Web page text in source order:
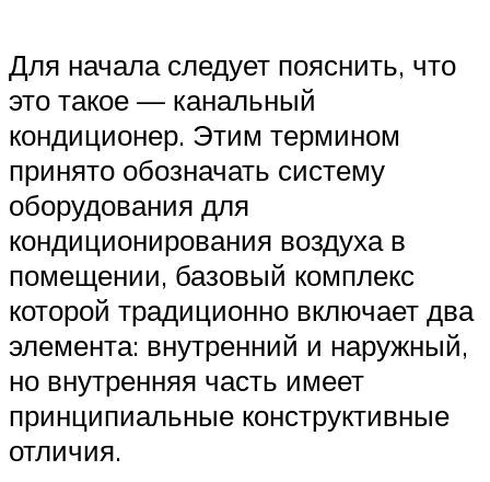
Для начала следует пояснить, что
это такое — канальный
кондиционер. Этим термином
принято обозначать систему
оборудования для
кондиционирования воздуха в
помещении, базовый комплекс
которой традиционно включает два
элемента: внутренний и наружный,
но внутренняя часть имеет
принципиальные конструктивные
отличия.